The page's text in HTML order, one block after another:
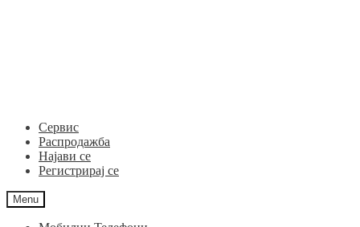
Сервис
Распродажба
Најави се
Регистрирај се
Menu